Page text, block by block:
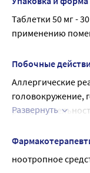
суточной дозе 60-
При
от 11 до 15 лет),
старше 15 лет).
Таблетки 50 мг -
применению
Побочные
Аллергические
головокружение,
немедленно
эффектов
Развернуть
ноотропное